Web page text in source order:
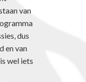
van
dus
en van
wel iets